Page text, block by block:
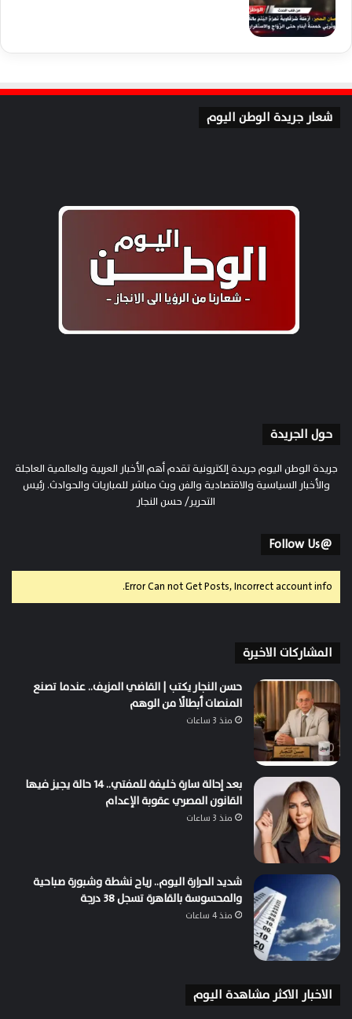
شعار جريدة الوطن اليوم
حول الجريدة
جريدة الوطن اليوم جريدة إلكترونية تقدم أهم الأخبار العربية والعالمية العاجلة
والأخبار السياسية والاقتصادية والفن وبث مباشر للمباريات والحوادث. رئيس
التحرير/ حسن النجار
@Follow Us
Error Can not Get Posts, Incorrect account info.
المشاركات الاخيرة
حسن النجار يكتب | القاضي المزيف.. عندما تصنع
المنصات أبطالًا من الوهم
منذ 3 ساعات
بعد إحالة سارة خليفة للمفتي.. 14 حالة يجيز فيها
القانون المصري عقوبة الإعدام
منذ 3 ساعات
شديد الحرارة اليوم.. رياح نشطة وشبورة صباحية
والمحسوسة بالقاهرة تسجل 38 درجة
منذ 4 ساعات
الاخبار الاكثر مشاهدة اليوم